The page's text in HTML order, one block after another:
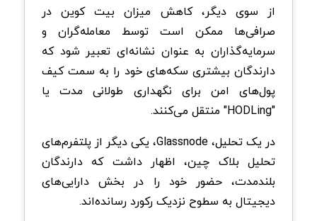
از سوی دیگر، کاهش میزان بیت کوین در
صرافی‌ها ممکن است توسط معامله‌گران و
سرمایه‌گذاران به عنوان نشانه‌ای تعبیر شود که
دارندگان بیشتری سکه‌های خود را به سمت کیف
پول‌های امن برای نگهداری طولانی مدت یا
"HODLing" منتقل می‌کنند.
در یک تحلیل، Glassnode، یکی دیگر از پلتفرم‌های
تحلیل بلاک چین، اظهار داشت که دارندگان
بلندمدت، حضور خود را در بخش دارایی‌های
دیجیتال به سطوح نزدیک رکورد رسانده‌اند.